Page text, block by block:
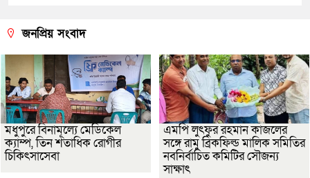
জনপ্রিয় সংবাদ
মধুপুরে বিনামূল্যে মেডিকেল
ক্যাম্প, তিন শতাধিক রোগীর
চিকিৎসাসেবা
এমপি লুৎফুর রহমান কাজলের
সঙ্গে রামু ব্রিকফিল্ড মালিক সমিতির
নবনির্বাচিত কমিটির সৌজন্য
সাক্ষাৎ